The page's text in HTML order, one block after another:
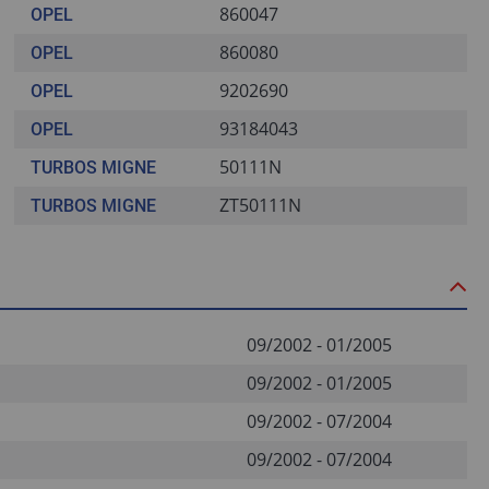
OPEL 860047
OPEL 860080
OPEL 9202690
OPEL 93184043
TURBOS MIGNE 50111N
TURBOS MIGNE ZT50111N
09/2002 - 01/2005
09/2002 - 01/2005
09/2002 - 07/2004
09/2002 - 07/2004